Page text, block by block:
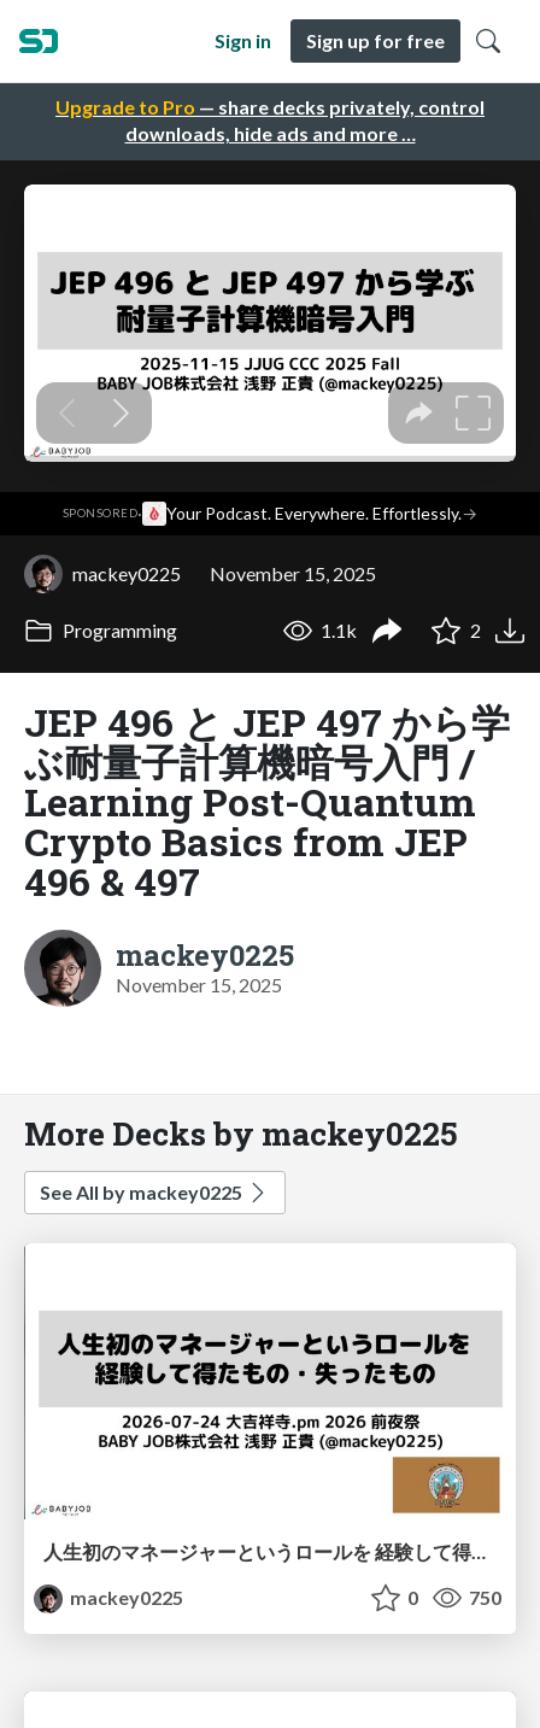
Upgrade to Pro — share decks privately, control
downloads, hide ads and more …
Sign in Sign up for free
SPONSORED· Your Podcast. Everywhere. Effortlessly.→
mackey0225 November 15, 2025
Programming 1.1k 2
JEP 496 と JEP 497 から学
ぶ耐量子計算機暗号入門 /
Learning Post-Quantum
Crypto Basics from JEP
496 & 497
mackey0225
November 15, 2025
More Decks by mackey0225
See All by mackey0225
人生初のマネージャーというロールを 経験して得たもの・失ったもの / Reflections on My First Manager Role
mackey0225
0 750